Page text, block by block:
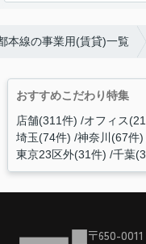
本線の事業用(賃貸)一覧
おすすめこだわり特集
店舗(311件) オフィス
埼玉(74件) 神奈川(67件)
東京23区外(31件) 千葉
〒650-0011